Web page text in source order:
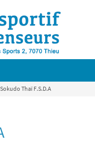
Sokudo Thaï F.S.D.A